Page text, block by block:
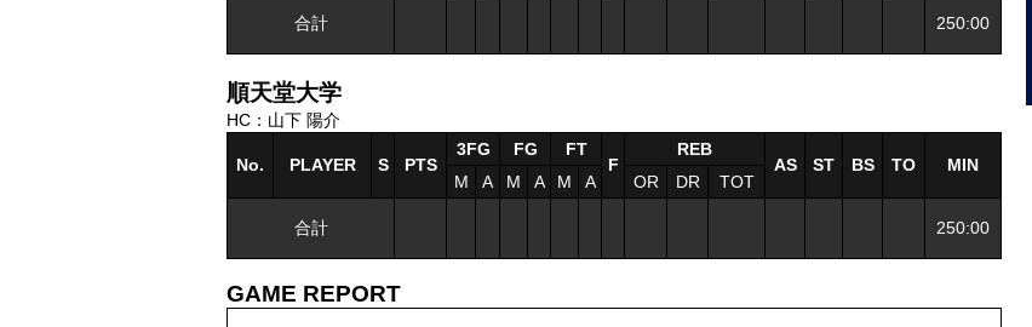
合計 250:00
順天堂大学
HC：山下 陽介
No. PLAYER S PTS
3FG FG
FT
F
REB
AS
ST BS TO
MIN
M
A M A M A OR DR TOT
合計 250:00
GAME REPORT